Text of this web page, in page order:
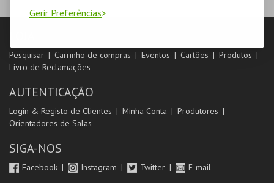
Gerir Preferências
Pesquisar Carrinho de compras Eventos Cartões
Produtos
Livro de Reclamações
AUTENTICAÇÃO
Login & Registo de Clientes Minha Conta
Produtores
Orientadores de Salas
SIGA-NOS
Facebook Instagram Twitter E-mail